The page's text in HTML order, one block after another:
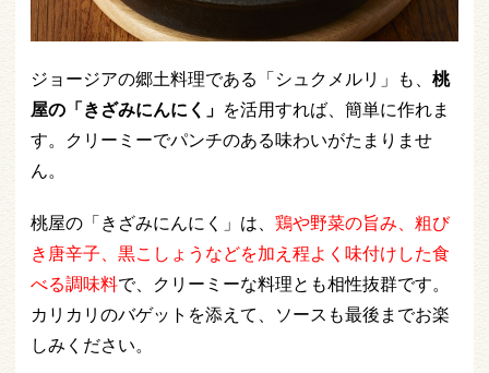
ジョージアの郷土料理である「シュクメルリ」も、 桃
屋の「きざみにんにく」 を活用すれば、簡単に作れま
す。クリーミーでパンチのある味わいがたまりませ
ん。
桃屋の「きざみにんにく」は、 鶏や野菜の旨み、粗び
き唐辛子、黒こしょうなどを加え程よく味付けした食
べる調味料で、クリーミーな料理とも相性抜群です。
カリカリのバゲットを添えて、ソースも最後までお楽
しみください。